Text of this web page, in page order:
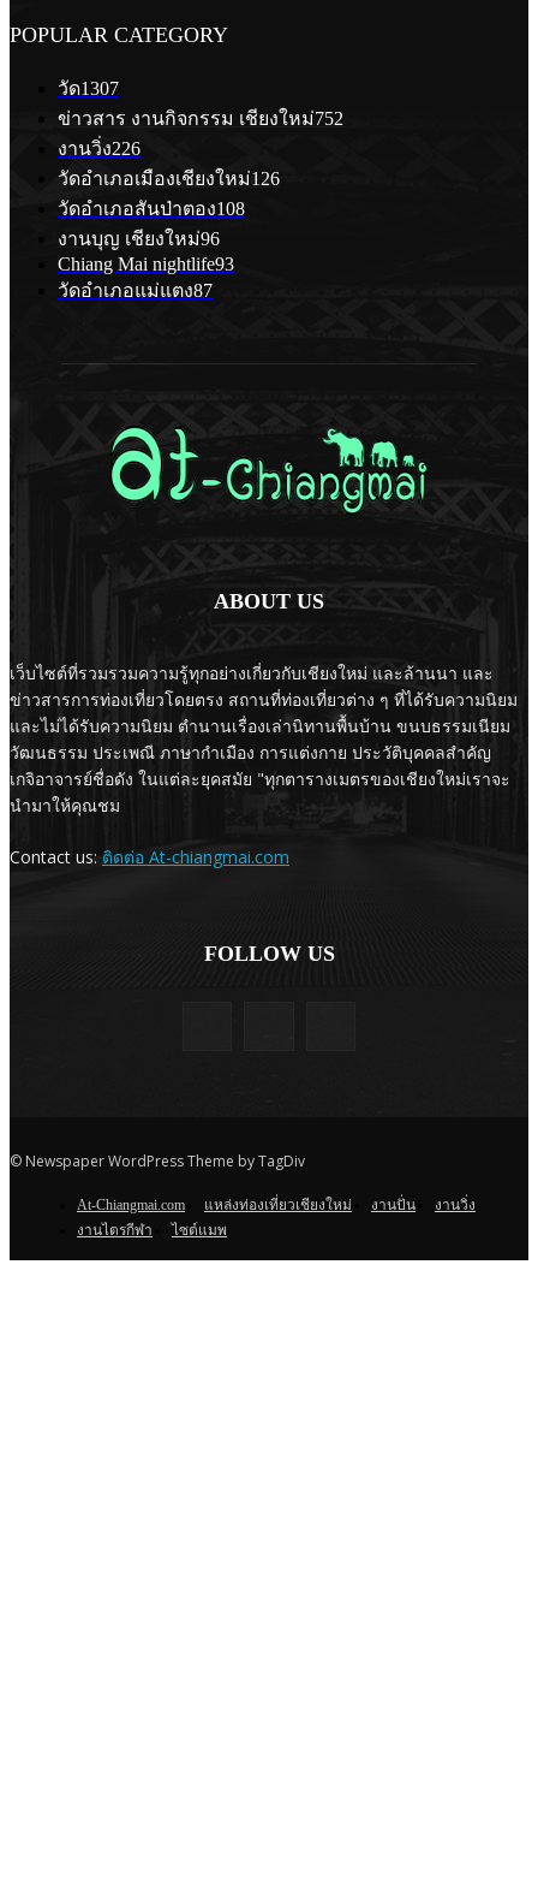
POPULAR CATEGORY
วัด1307
ข่าวสาร งานกิจกรรม เชียงใหม่752
งานวิ่ง226
วัดอำเภอเมืองเชียงใหม่126
วัดอำเภอสันป่าตอง108
งานบุญ เชียงใหม่96
Chiang Mai nightlife93
วัดอำเภอแม่แตง87
ABOUT US
เว็บไซต์ที่รวมรวมความรู้ทุกอย่างเกี่ยวกับเชียงใหม่ และล้านนา และ
ข่าวสารการท่องเที่ยวโดยตรง สถานที่ท่องเที่ยวต่าง ๆ ที่ได้รับความนิยม
และไม่ได้รับความนิยม ตำนานเรื่องเล่านิทานพื้นบ้าน ขนบธรรมเนียม
วัฒนธรรม ประเพณี ภาษากำเมือง การแต่งกาย ประวัติบุคคลสำคัญ
เกจิอาจารย์ชื่อดัง ในแต่ละยุคสมัย "ทุกตารางเมตรของเชียงใหม่เราจะ
นำมาให้คุณชม
Contact us: ติดต่อ At-chiangmai.com
FOLLOW US
© Newspaper WordPress Theme by TagDiv
At-Chiangmai.com แหล่งท่องเที่ยวเชียงใหม่ งานปั่น
งานวิ่ง
งานไตรกีฬา
ไซต์แมพ